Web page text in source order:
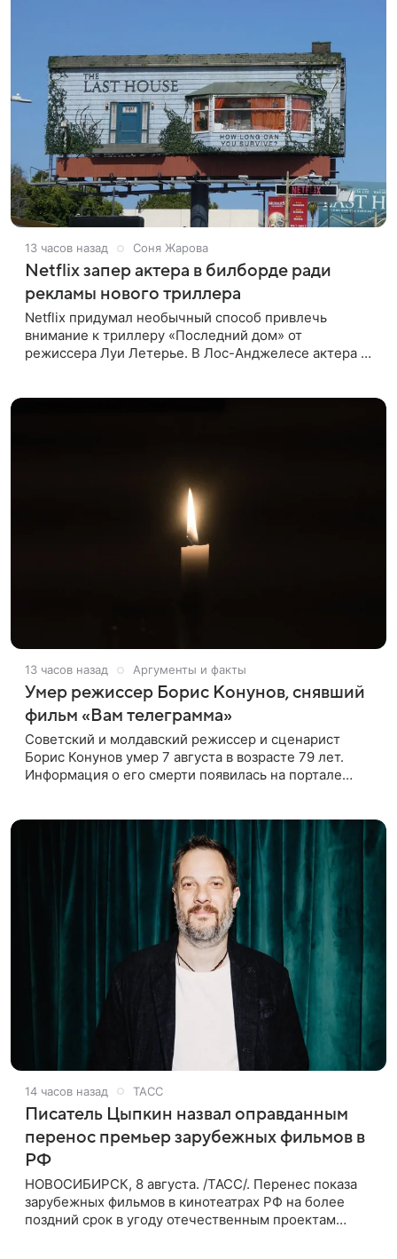
13 часов назад Соня Жарова
Netflix запер актера в билборде ради
рекламы нового триллера
Netflix придумал необычный способ привлечь
внимание к триллеру «Последний дом» от
режиссера Луи Летерье. В Лос-Анджелесе актера на
13 часов назад Аргументы и факты
Умер режиссер Борис Конунов, снявший
фильм «Вам телеграмма»
Советский и молдавский режиссер и сценарист
Борис Конунов умер 7 августа в возрасте 79 лет.
Информация о его смерти появилась на портале
14 часов назад ТАСС
Писатель Цыпкин назвал оправданным
перенос премьер зарубежных фильмов в
РФ
НОВОСИБИРСК, 8 августа. /ТАСС/. Перенес показа
зарубежных фильмов в кинотеатрах РФ на более
поздний срок в угоду отечественным проектам